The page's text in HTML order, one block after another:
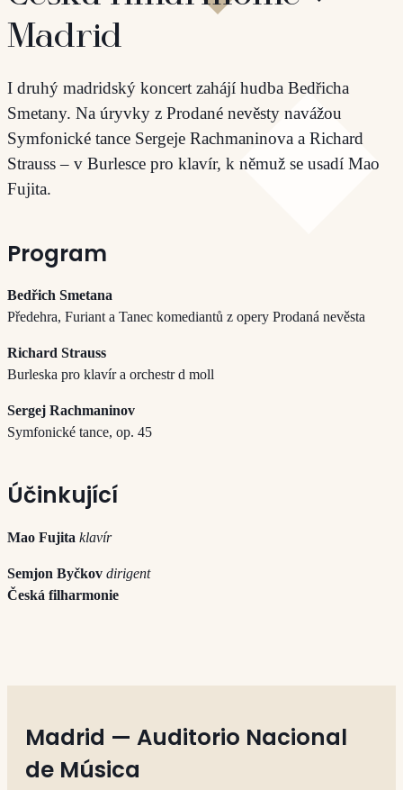
Madrid
I druhý madridský koncert zahájí hudba Bedřicha
Smetany. Na úryvky z Prodané nevěsty navážou
Symfonické tance Sergeje Rachmaninova a Richard
Strauss – v Burlesce pro klavír, k němuž se usadí Mao
Fujita.
Program
Bedřich Smetana
Předehra, Furiant a Tanec komediantů z opery Prodaná nevěsta
Richard Strauss
Burleska pro klavír a orchestr d moll
Sergej Rachmaninov
Symfonické tance, op. 45
Účinkující
Mao Fujita klavír
Semjon Byčkov dirigent
Česká filharmonie
Madrid — Auditorio Nacional
de Música